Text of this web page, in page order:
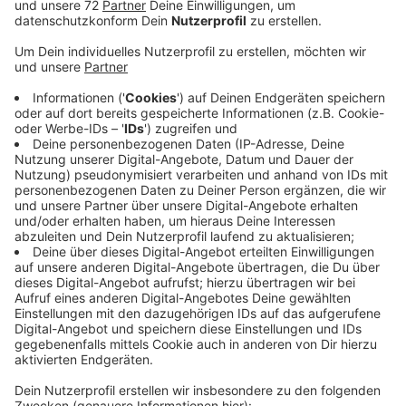
Der andere ist inzwischen auf freiem Fuß. Die Ermittler
hatten gestern Morgen im Rahmen einer Großrazzia in
der Türkei und NRW auch in Rheine Räume durchsucht.
Dort stellten sie unter anderem einen BMW und eine
Cannabis-Plantage sicher. Die beiden in Rheine
festgenommen Männer stehen im Verdacht, zu einer
deutsch-türkischen, mutmaßlichen Betrügerbande zu
gehören. Mitglieder der Bande sollen sich am Telefon
als Polizisten ausgegeben und versucht haben, ältere
Menschen um Geld und Wertsachen zu bringen. Die
Ermittler ordnen der Gruppe auch etwa 20 Fälle in der
RADIO RST-Region zu, unter anderem in Salzbergen,
Bad Bentheim, Emsbüren und Münster. In den meisten
Fällen davon hätten die mutmaßlichen Betrüger keinen